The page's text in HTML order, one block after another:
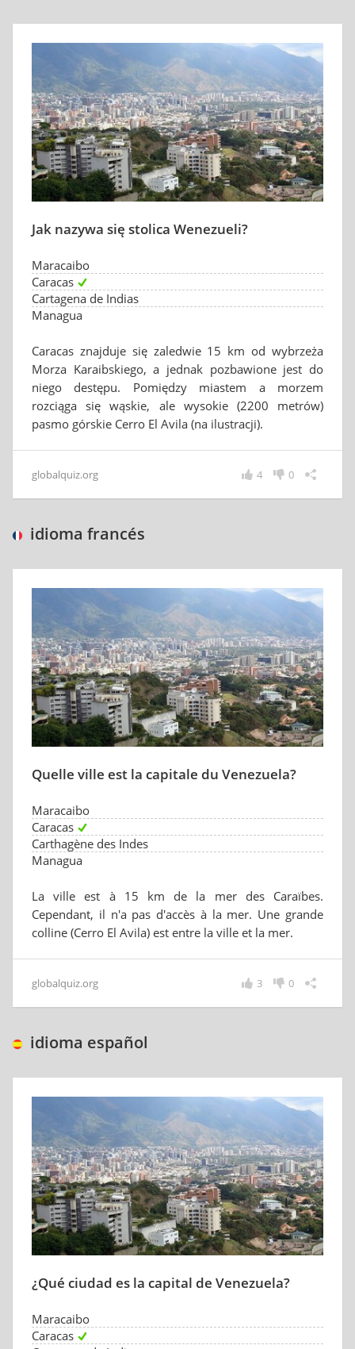
Jak nazywa się stolica Wenezueli?
Maracaibo
Caracas
Cartagena de Indias
Managua
Caracas znajduje się zaledwie 15 km od wybrzeża
Morza Karaibskiego, a jednak pozbawione jest do
niego destępu. Pomiędzy miastem a morzem
rozciąga się wąskie, ale wysokie (2200 metrów)
pasmo górskie Cerro El Avila (na ilustracji).
globalquiz.org 0
4
idioma francés
Quelle ville est la capitale du Venezuela?
Maracaibo
Caracas
Carthagène des Indes
Managua
La ville est à 15 km de la mer des Caraïbes.
Cependant, il n'a pas d'accès à la mer. Une grande
colline (Cerro El Avila) est entre la ville et la mer.
globalquiz.org 0
3
idioma español
¿Qué ciudad es la capital de Venezuela?
Maracaibo
Caracas